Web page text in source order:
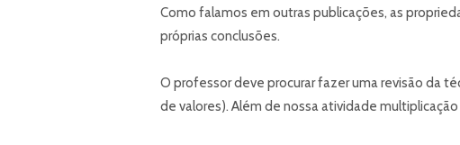
Como falamos em outras publicações, as
próprias conclusões.
O professor deve procurar fazer uma revisão da
de valores). Além de nossa atividade